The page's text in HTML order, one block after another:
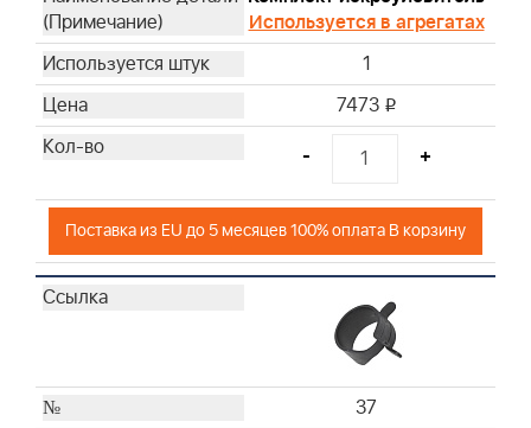
Используется в агрегатах
1
7473 i
- +
Поставка из EU до 5 месяцев 100% оплата В корзину
37